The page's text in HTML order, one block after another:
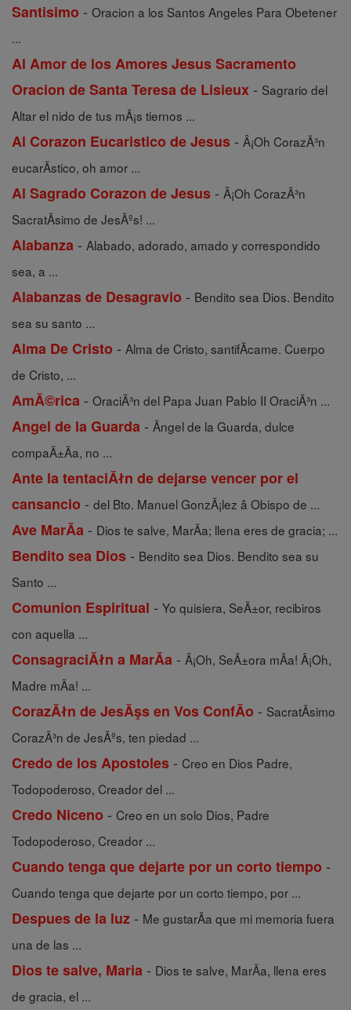
Santisimo - Oracion a los Santos Angeles Para Obetener
...
Al Amor de los Amores Jesus Sacramento
Oracion de Santa Teresa de Lisieux - Sagrario del
Altar el nido de tus mÃ¡s tiernos ...
Al Corazon Eucaristico de Jesus - Â¡Oh CorazÃ³n
eucarÃ­stico, oh amor ...
Al Sagrado Corazon de Jesus - Â¡Oh CorazÃ³n
SacratÃ­simo de JesÃºs! ...
Alabanza - Alabado, adorado, amado y correspondido
sea, a ...
Alabanzas de Desagravio - Bendito sea Dios. Bendito
sea su santo ...
Alma De Cristo - Alma de Cristo, santifÃ­came. Cuerpo
de Cristo, ...
AmĂ©rica - OraciÃ³n del Papa Juan Pablo II OraciÃ³n ...
Angel de la Guarda - Ãngel de la Guarda, dulce
compaÃ±Ã­a, no ...
Ante la tentaciĂłn de dejarse vencer por el
cansancio - del Bto. Manuel GonzÃ¡lez â Obispo de ...
Ave MarĂ­a - Dios te salve, MarÃ­a; llena eres de gracia; ...
Bendito sea Dios - Bendito sea Dios. Bendito sea su
Santo ...
Comunion Espiritual - Yo quisiera, SeÃ±or, recibiros
con aquella ...
ConsagraciĂłn a MarĂ­a - Â¡Oh, SeÃ±ora mÃ­a! Â¡Oh,
Madre mÃ­a! ...
CorazĂłn de JesĂşs en Vos ConfĂ­o - SacratÃ­simo
CorazÃ³n de JesÃºs, ten piedad ...
Credo de los Apostoles - Creo en Dios Padre,
Todopoderoso, Creador del ...
Credo Niceno - Creo en un solo Dios, Padre
Todopoderoso, Creador ...
Cuando tenga que dejarte por un corto tiempo -
Cuando tenga que dejarte por un corto tiempo, por ...
Despues de la luz - Me gustarÃ­a que mi memoria fuera
una de las ...
Dios te salve, Maria - Dios te salve, MarÃ­a, llena eres
de gracia, el ...